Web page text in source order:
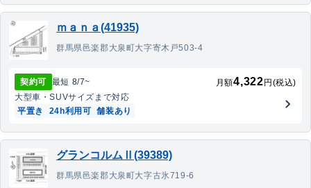
ｍａｎａ(41935)
群馬県邑楽郡大泉町大字寄木戸503-4
契約可 最短 8/7~ 月額4,322 円(税込)
大型車・SUVサイズまで対応
平置き
24h利用可 舗装あり
グランコルムⅡ(39389)
群馬県邑楽郡大泉町大字古氷719-6